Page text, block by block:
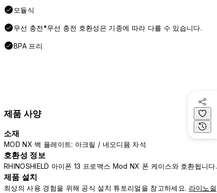
모듈식
무선 충전*무선 충전 호환성은 기종에 따라 다를 수 있습니다.
BPA 프리
제품 사양
소재
MOD NX 백 플레이트: 아크릴 / 네오디뮴 자석
호환성 정보
RHINOSHIELD 아이폰 13 프로맥스 Mod NX 폰 케이스와 호환됩니다.
제품 설치
최상의 사용 경험을 위해 공식 설치 튜토리얼을 참고하세요. 라이노쉴